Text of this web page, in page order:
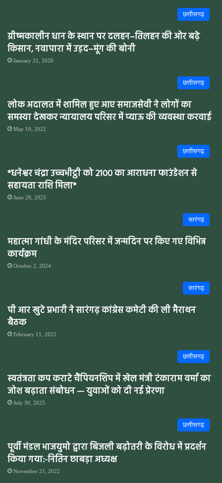
छत्तीसगढ़
ग्रीष्मकालीन धान के स्थान पर दलहन–तिलहन की ओर बढ़े
किसान, नवापारा में उड़द–मूंग की बोनी
January 21, 2026
छत्तीसगढ़
लोक अदालत में शामिल हुए आए समाजसेवी ने लोगों का
समस्या देखकर न्यायालय परिसर में प्याऊ की व्यवस्था करवाई
May 19, 2022
छत्तीसगढ़
*धनेश्वर चंद्रा उच्चभीट्ठी को 2100 का आराधना फाउंडेशन से
सहायता राशि मिला*
June 20, 2025
सारंगढ़
महात्मा गांधी के मंदिर परिसर में जन्मदिन पर किए गए विभिन्न
कार्यक्रम
October 2, 2024
सारंगढ़
पी आर खुटे प्रभारी ने सारंगढ़ कांग्रेस कमेटी की ली मैराथन
बैठक
February 11, 2022
छत्तीसगढ़
स्वतंत्रता कप कराटे चैंपियनशिप में खेल मंत्री टंकाराम वर्मा का
जोश बढ़ाता संबोधन — युवाओं को दी नई प्रेरणा
July 30, 2025
छत्तीसगढ़
पूर्वी मंडल भाजयुमो द्वारा बिजली बढ़ोतरी के विरोध में प्रदर्शन
किया गया:-नितिन छाबड़ा अध्यक्ष
November 21, 2022